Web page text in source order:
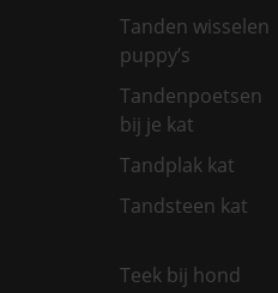
Tanden wisselen
puppy’s
Tandenpoetsen
bij je kat
Tandplak kat
Tandsteen kat
Teek bij hond